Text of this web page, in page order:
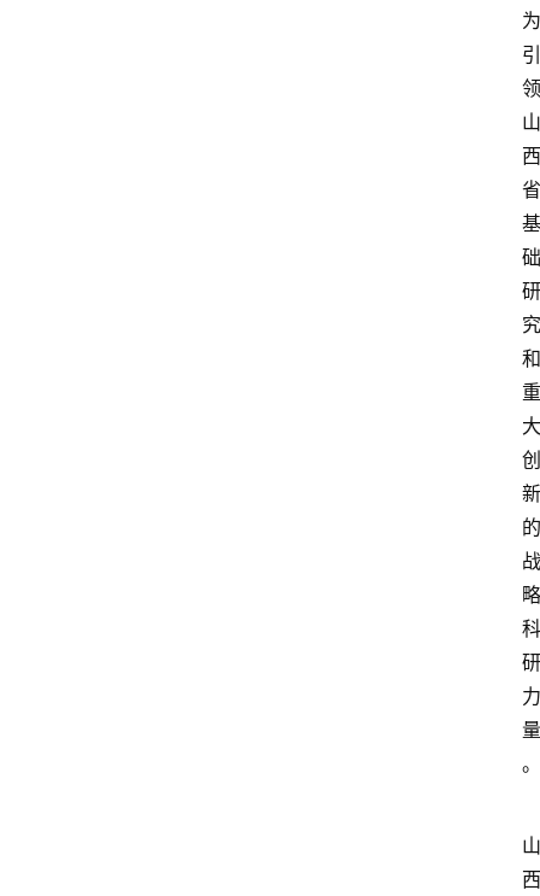
为
引
领
山
西
省
基
础
研
究
和
重
大
创
新
的
战
略
科
研
力
量
。
山
西